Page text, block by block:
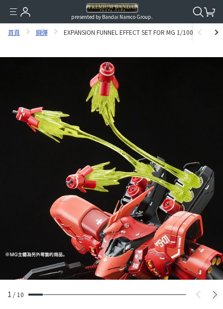
presented by Bandai Namco Group.
首頁 鋼彈 EXPANSION FUNNEL EFFECT SET FOR MG 1/100 SAZABI
1 / 10